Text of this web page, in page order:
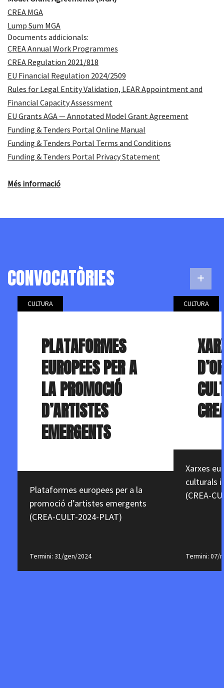
CREA MGA
Lump Sum MGA
Documents addicionals:
CREA Annual Work Programmes
CREA Regulation 2021/818
EU Financial Regulation 2024/2509
Rules for Legal Entity Validation, LEAR Appointment and
Financial Capacity Assessment
EU Grants AGA — Annotated Model Grant Agreement
Funding & Tenders Portal Online Manual
Funding & Tenders Portal Terms and Conditions
Funding & Tenders Portal Privacy Statement
Més informació
CONVOCATÒRIES
CULTURA
PLATAFORMES
EUROPEES PER A
LA PROMOCIÓ
D’ARTISTES
EMERGENTS
Plataformes europees per a la
promoció d’artistes emergents
(CREA-CULT-2024-PLAT)
Termini: 31/gen/2024
CULTURA
Xarxes
culturals
(CREA-
Termini: 07/